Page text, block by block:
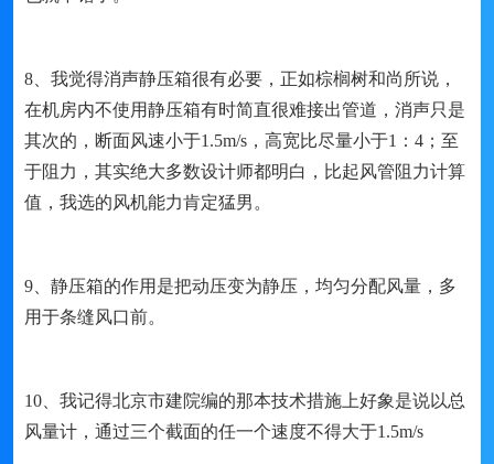
8、我觉得消声静压箱很有必要，正如棕榈树和尚所说，
在机房内不使用静压箱有时简直很难接出管道，消声只是
其次的，断面风速小于1.5m/s，高宽比尽量小于1：4；至
于阻力，其实绝大多数设计师都明白，比起风管阻力计算
值，我选的风机能力肯定猛男。
9、静压箱的作用是把动压变为静压，均匀分配风量，多
用于条缝风口前。
10、我记得北京市建院编的那本技术措施上好象是说以总
风量计，通过三个截面的任一个速度不得大于1.5m/s